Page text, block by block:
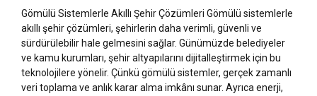
Gömülü Sistemlerle Akıllı Şehir Çözümleri Gömülü sistemlerle
akıllı şehir çözümleri, şehirlerin daha verimli, güvenli ve
sürdürülebilir hale gelmesini sağlar. Günümüzde belediyeler
ve kamu kurumları, şehir altyapılarını dijitalleştirmek için bu
teknolojilere yönelir. Çünkü gömülü sistemler, gerçek zamanlı
veri toplama ve anlık karar alma imkânı sunar. Ayrıca enerji,